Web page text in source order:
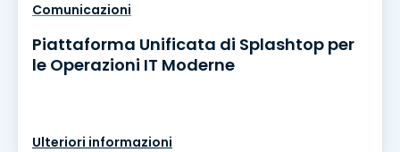
Comunicazioni
Piattaforma Unificata di Splashtop per
le Operazioni IT Moderne
Ulteriori informazioni